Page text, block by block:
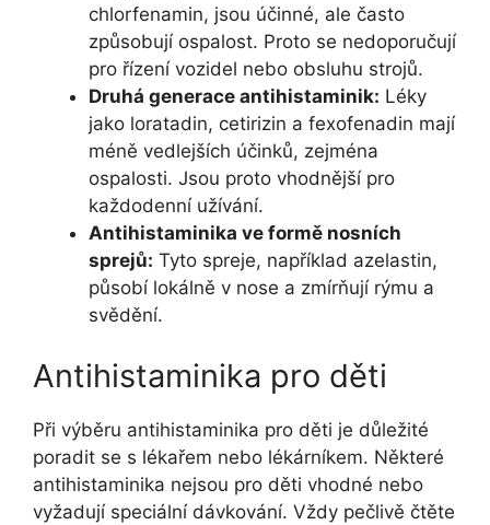
chlorfenamin, jsou účinné, ale často
způsobují ospalost. Proto se nedoporučují
pro řízení vozidel nebo obsluhu strojů.
Druhá generace antihistaminik: Léky
jako loratadin, cetirizin a fexofenadin mají
méně vedlejších účinků, zejména
ospalosti. Jsou proto vhodnější pro
každodenní užívání.
Antihistaminika ve formě nosních
sprejů: Tyto spreje, například azelastin,
působí lokálně v nose a zmírňují rýmu a
svědění.
Antihistaminika pro děti
Při výběru antihistaminika pro děti je důležité
poradit se s lékařem nebo lékárníkem. Některé
antihistaminika nejsou pro děti vhodné nebo
vyžadují speciální dávkování. Vždy pečlivě čtěte